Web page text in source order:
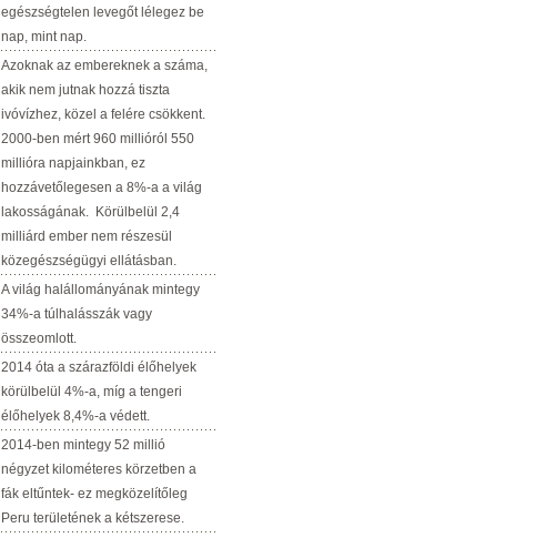
egészségtelen levegőt lélegez be
nap, mint nap.
Azoknak az embereknek a száma,
akik nem jutnak hozzá tiszta
ivóvízhez, közel a felére csökkent.
2000-ben mért 960 millióról 550
millióra napjainkban, ez
hozzávetőlegesen a 8%-a a világ
lakosságának. Körülbelül 2,4
milliárd ember nem részesül
közegészségügyi ellátásban.
A világ halállományának mintegy
34%-a túlhalásszák vagy
összeomlott.
2014 óta a szárazföldi élőhelyek
körülbelül 4%-a, míg a tengeri
élőhelyek 8,4%-a védett.
2014-ben mintegy 52 millió
négyzet kilométeres körzetben a
fák eltűntek- ez megközelítőleg
Peru területének a kétszerese.